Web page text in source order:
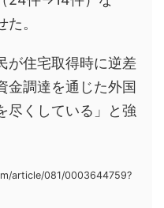
。
が住宅取得時に逆差
金調達を通じた外国
尽くしている」と強
article/081/0003644759?